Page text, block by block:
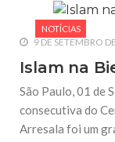
NOTÍCIAS
9 DE SETEMBRO
Islam na
São Paulo, 01 de
consecutiva do
Arresala foi um